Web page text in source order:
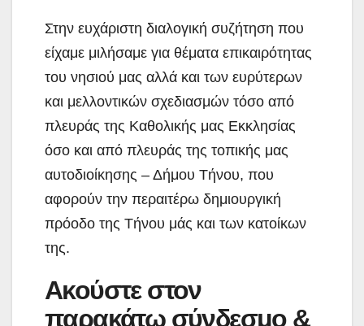
Στην ευχάριστη διαλογική συζήτηση που
είχαμε μιλήσαμε για θέματα επικαιρότητας
του νησιού μας αλλά και των ευρύτερων
και μελλοντικών σχεδιασμών τόσο από
πλευράς της Καθολικής μας Εκκλησίας
όσο και από πλευράς της τοπικής μας
αυτοδιοίκησης – Δήμου Τήνου, που
αφορούν την περαιτέρω δημιουργική
πρόοδο της Τήνου μάς και των κατοίκων
της.
Ακούστε στον
παρακάτω σύνδεσμο &